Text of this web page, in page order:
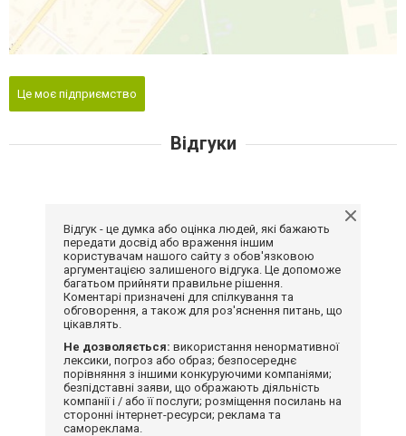
Це моє підприємство
Відгуки
Відгук - це думка або оцінка людей, які бажають
передати досвід або враження іншим
користувачам нашого сайту з обов'язковою
аргументацією залишеного відгука. Це допоможе
багатьом прийняти правильне рішення.
Коментарі призначені для спілкування та
обговорення, а також для роз'яснення питань, що
цікавлять.
Не дозволяється: використання ненормативної
лексики, погроз або образ; безпосереднє
порівняння з іншими конкуруючими компаніями;
безпідставні заяви, що ображають діяльність
компанії і / або її послуги; розміщення посилань на
сторонні інтернет-ресурси; реклама та
самореклама.